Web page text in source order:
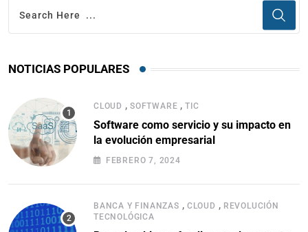
NOTICIAS POPULARES
CLOUD , SOFTWARE ,TIC
Software como servicio y su impacto en
la evolución empresarial
FEBRERO 7, 2024
BANCA Y FINANZAS , CLOUD , REVOLUCIÓN
TECNOLÓGICA